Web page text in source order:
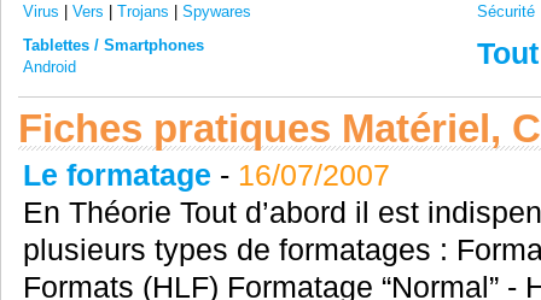
Virus
Vers Trojans Spywares
Sécurité
Tablettes / Smartphones
Android
Tout
Fiches pratiques Matériel,
Le formatage - 16/07/2007
En Théorie Tout d’abord il est
plusieurs types de formatages :
Formats (HLF) Formatage “Normal” -